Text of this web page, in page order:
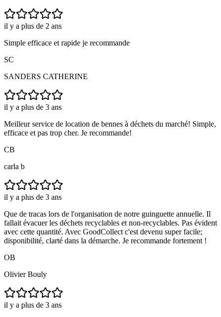
il y a plus de 2 ans
Simple efficace et rapide je recommande
SC
SANDERS CATHERINE
il y a plus de 3 ans
Meilleur service de location de bennes à déchets du marché! Simple,
efficace et pas trop cher. Je recommande!
CB
carla b
il y a plus de 3 ans
Que de tracas lors de l'organisation de notre guinguette annuelle. Il
fallait évacuer les déchets recyclables et non-recyclables. Pas évident
avec cette quantité. Avec GoodCollect c'est devenu super facile;
disponibilité, clarté dans la démarche. Je recommande fortement !
OB
Olivier Bouly
il y a plus de 3 ans